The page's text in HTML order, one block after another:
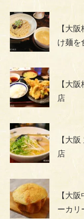
【大
け麺を
【大
店
【大
店
【大
ーカリ